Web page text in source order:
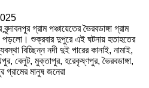
গ্রাম পঞ্চায়েতের ভৈরবডাঙ্গা গ্রাম
পড়লো। শুক্রবার দুপুরে এই ঘটনায় হতাহতের
বিচ্ছিন্ন নদী দুই পারের কানাই, নামাই,
বেলুট, মুক্তাপুর, হরেকৃষ্ণপুর, ভৈরবডাঙ্গা,
গ্রামের মানুষ জনেরা